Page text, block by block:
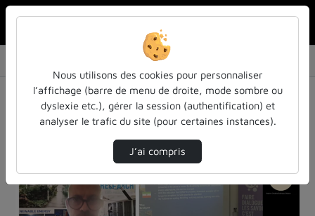
DENSYS - Welcome days-2022.09.01 morning
Lire
Nous utilisons des cookies pour personnaliser
l’affichage (barre de menu de droite, mode sombre ou
dyslexie etc.), gérer la session (authentification) et
analyser le trafic du site (pour certaines instances).
J’ai compris